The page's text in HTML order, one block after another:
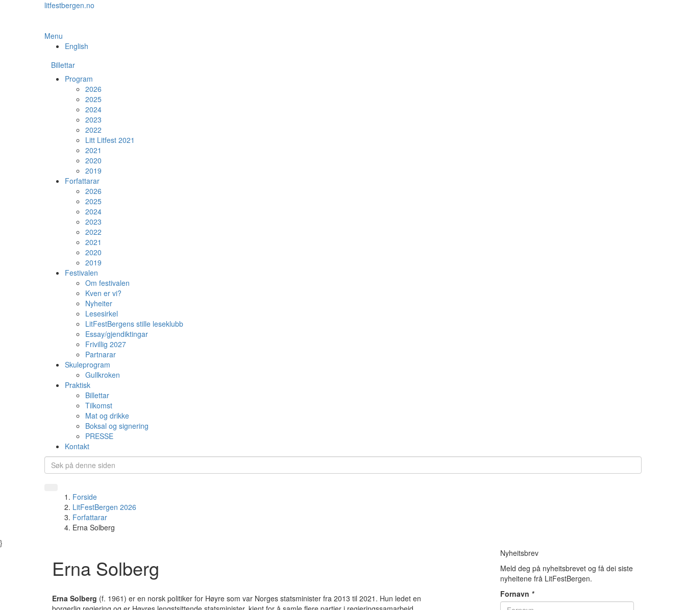
litfestbergen.no
Menu
English
Billettar
Program
2026
2025
2024
2023
2022
Litt Litfest 2021
2021
2020
2019
Forfattarar
2026
2025
2024
2023
2022
2021
2020
2019
Festivalen
Om festivalen
Kven er vi?
Nyheiter
Lesesirkel
LitFestBergens stille leseklubb
Essay/gjendiktingar
Frivillig 2027
Partnarar
Skuleprogram
Gullkroken
Praktisk
Billettar
Tilkomst
Mat og drikke
Boksal og signering
PRESSE
Kontakt
Forside
LitFestBergen 2026
Forfattarar
Erna Solberg
}
Erna Solberg
Erna Solberg (f. 1961) er en norsk politiker for Høyre som var Norges statsminister fra 2013 til 2021. Hun ledet en
Nyheitsbrev
Meld deg på nyheitsbrevet og få dei siste
nyheitene frå LitFestBergen.
Fornavn *